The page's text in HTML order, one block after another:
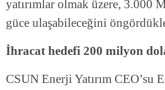
yatırımlar olmak üzere, 3.000
güce ulaşabileceğini
İhracat hedefi 200 milyon
CSUN Enerji Yatırım CEO’su